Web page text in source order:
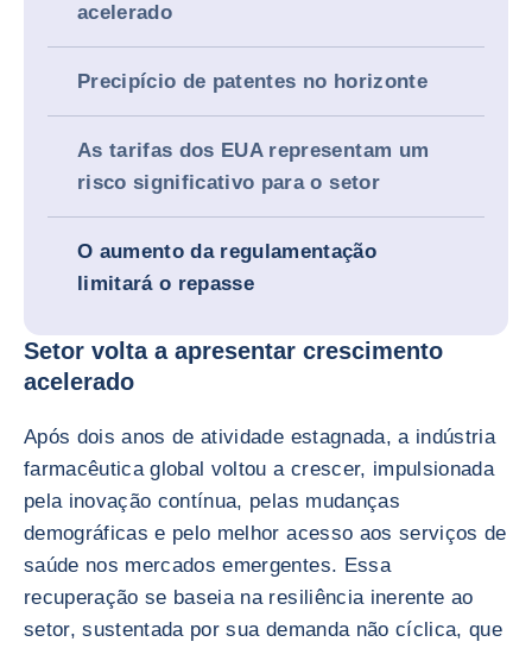
acelerado
Precipício de patentes no horizonte
As tarifas dos EUA representam um
risco significativo para o setor
O aumento da regulamentação
limitará o repasse
Setor volta a apresentar crescimento
acelerado
Após dois anos de atividade estagnada, a indústria
farmacêutica global voltou a crescer, impulsionada
pela inovação contínua, pelas mudanças
demográficas e pelo melhor acesso aos serviços de
saúde nos mercados emergentes. Essa
recuperação se baseia na resiliência inerente ao
setor, sustentada por sua demanda não cíclica, que